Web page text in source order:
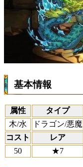
基本情報
属性 タイプ
木/水
ドラゴン/悪魔
コスト
レア
50
★7